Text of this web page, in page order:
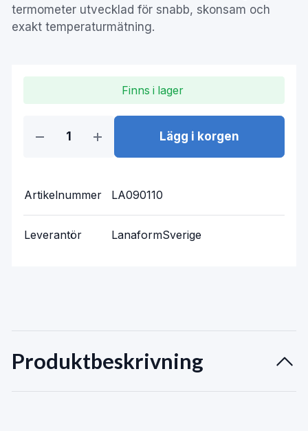
termometer utvecklad för snabb, skonsam och
exakt temperaturmätning.
Finns i lager
Lägg i korgen
Artikelnummer LA090110
Leverantör LanaformSverige
Produktbeskrivning